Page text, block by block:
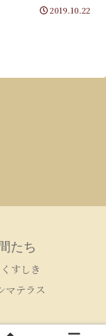
2019.10.22
たち
くすしき
マテラス